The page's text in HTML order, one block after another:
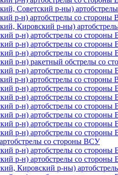
Советский р-ны)
р-н) артобстрелы со стороны
Кировский р-ны)
р-н) артобстрелы со
р-н) артобстрелы со
р-н) артобстрелы со
р-н) ракетный обстрелы со
р-н) артобстрелы со
р-н) артобстрелы со стороны
р-н) артобстрелы со
р-н) артобстрелы со
р-н) артобстрелы со
р-н) артобстрелы со
р-н) артобстрелы со
р-н) артобстрелы со
со стороны ВСУ
р-н) артобстрелы со
р-н) артобстрелы со
Кировский р-ны)